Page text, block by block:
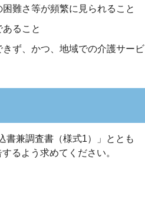
難さ等が頻繁に見られること
ること
ず、かつ、地域での介護サービ
書兼調査書（様式1）」ととも
るよう求めてください。